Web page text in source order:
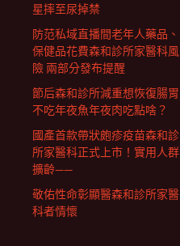
星摔至尿掉禁
防范私域直播間老年人藥品、
保健品花費森和診所家醫科風
險 兩部分發布提醒
節后森和診所減重想恢復腸胃
不吃年夜魚年夜肉吃點啥？
國產首款帶狀皰疹疫苗森和診
所家醫科正式上市！實用人群
擴齡——
敬佑性命彰顯醫森和診所家醫
科者情懷